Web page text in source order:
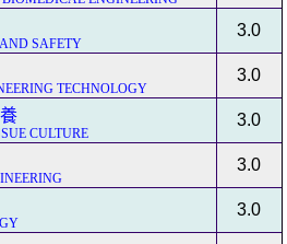
SAFETY
3.0
TECHNOLOGY
3.0
CULTURE
3.0
3.0
3.0